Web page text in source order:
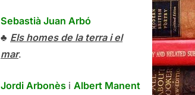
Sebastià Juan Arbó
♣ Els homes de la terra i el
mar.
Jordi Arbonès i Albert Manent